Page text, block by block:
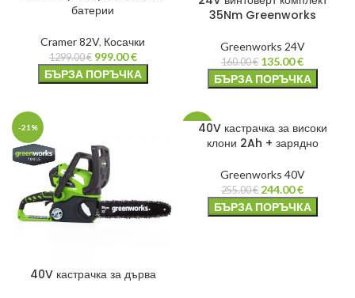
батерии
Cramer 82V, Косачки
1299.00€ 999.00€
БЪРЗА ПОРЪЧКА
35Nm Greenworks
Greenworks 24V
160.00€ 135.00€
БЪРЗА ПОРЪЧКА
-21%
40V кастрачка за дърва
-4%40V кастрачка за високи
клони 2Ah + зарядно
Greenworks 40V
255.00€ 244.00€
БЪРЗА ПОРЪЧКА